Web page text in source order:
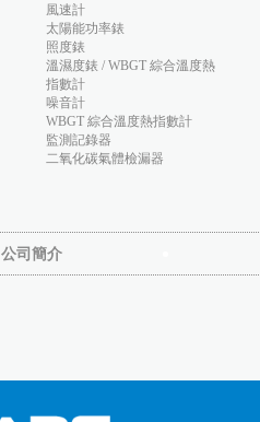
風速計
太陽能功率錶
照度錶
溫濕度錶 / WBGT 綜合溫度熱
指數計
噪音計
WBGT 綜合溫度熱指數計
監測記錄器
二氧化碳氣體檢漏器
公司簡介